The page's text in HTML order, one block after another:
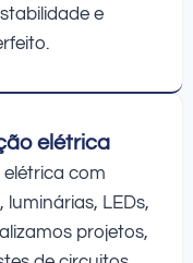
e
elétrica
com
LEDs,
projetos,